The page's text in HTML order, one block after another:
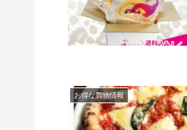
お得な買物情報